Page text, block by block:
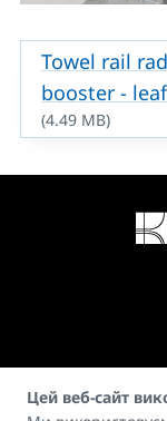
Towel rail
booster -
(4.49 MB)
Цей веб-сайт